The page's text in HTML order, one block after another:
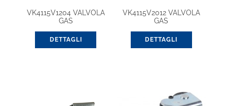
VK4115V1204 VALVOLA
GAS
DETTAGLI
VK4115V2012 VALVOLA
GAS
DETTAGLI